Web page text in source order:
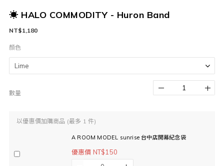
☀ HALO COMMODITY - Huron Band
NT$1,180
顏色
數量
以優惠價加購商品 (最多 1 件)
A ROOM MODEL sunrise 台中店開幕紀念袋
優惠價 NT$150